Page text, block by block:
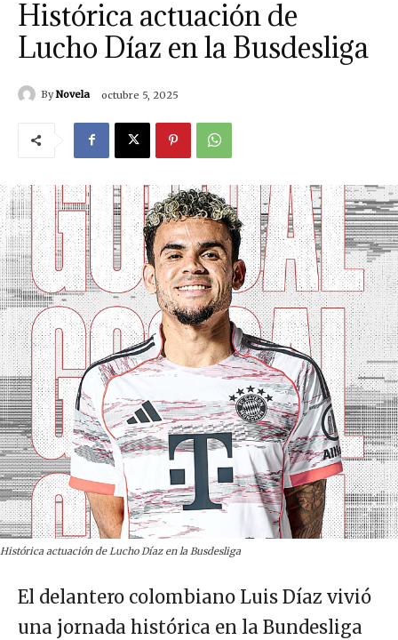
Histórica actuación de
Lucho Díaz en la Busdesliga
By Novela octubre 5, 2025
Histórica actuación de Lucho Díaz en la Busdesliga
El delantero colombiano Luis Díaz vivió
una jornada histórica en la Bundesliga